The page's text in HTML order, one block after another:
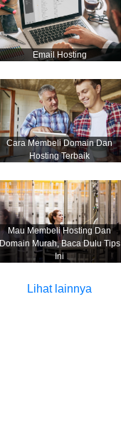
Email Hosting
Cara Membeli Domain Dan
Hosting Terbaik
Mau Membeli Hosting Dan
Domain Murah, Baca Dulu Tips
Ini
Lihat lainnya